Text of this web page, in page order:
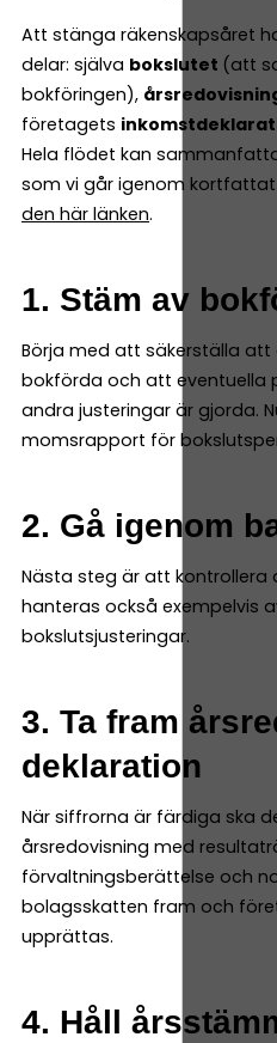
Att stänga räkenskapsåret
delar: själva bokslutet (att
bokföringen),
företagets
Hela flödet kan
som vi går igenom
den här länken.
1. Stäm av
Börja med att säkerställa
bokförda och att eventuella
andra justeringar är gjorda.
momsrapport för
2. Gå igenom
Nästa steg är att kontrollera
hanteras också exempelvis
bokslutsjusteringar.
3. Ta fram
deklaration
När siffrorna är färdiga ska
årsredovisning med
förvaltningsberättelse och
bolagsskatten fram och
upprättas.
4. Håll